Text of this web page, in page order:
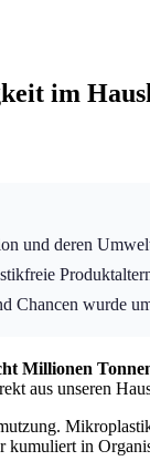
im
und deren
Chancen wurde
Millionen
aus unseren
kumuliert in